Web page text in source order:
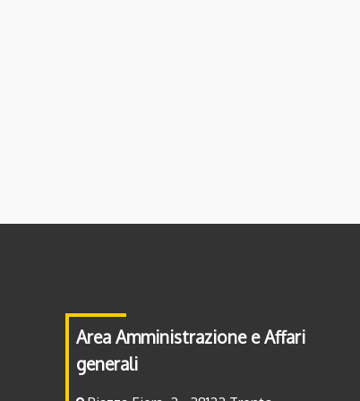
Area Amministrazione e Affari
generali